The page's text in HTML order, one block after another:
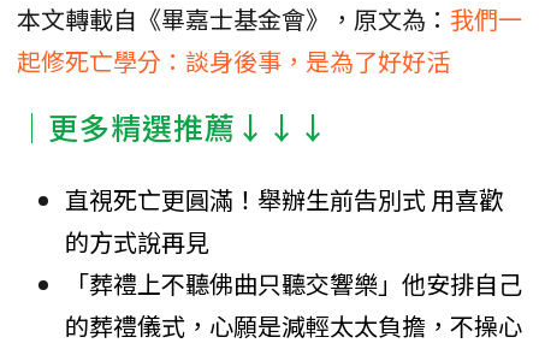
本文轉載自《畢嘉士基金會》，原文為： 我們一
起修死亡學分：談身後事，是為了好好活
│更多精選推薦↓↓↓
直視死亡更圓滿！舉辦生前告別式 用喜歡
的方式說再見
「葬禮上不聽佛曲只聽交響樂」他安排自己
的葬禮儀式，心願是減輕太太負擔，不操心